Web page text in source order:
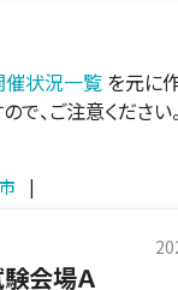
催状況一覧 を元に
、ご注意ください。
|
会場Ａ